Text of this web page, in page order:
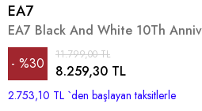
EA7
EA7 Black And White 10Th
%30
İndirim
11.799,00 TL
8.259,30 TL
2.753,10 TL `den başlayan taksitlerle